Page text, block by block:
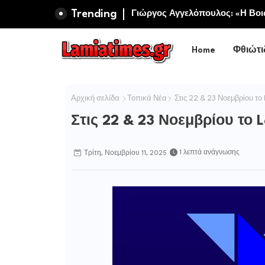
Trending Γιώργος Αγγελόπουλος: «Η
Πανηγυρίζει η Ιερά
Home
Αρχική σελίδα Τοπικά Νέα Στις 22 & 23 Νοεμβρίου
Στις 22 & 23 Νοεμβρίου το
Τρίτη, Νοεμβρίου 11, 2025 1 λεπτά ανάγνωσης